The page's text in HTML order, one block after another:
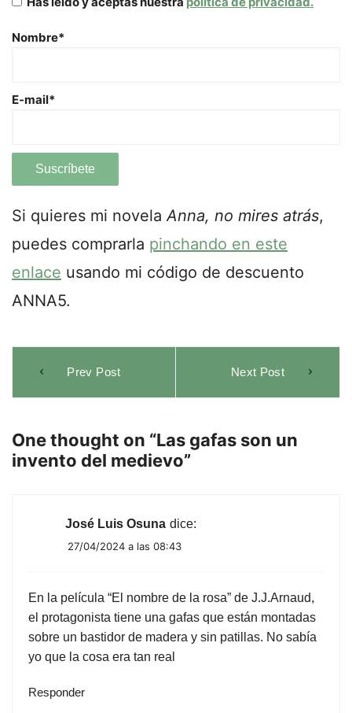
Nombre*
E-mail*
Si quieres mi novelaAnna, no mires atrás,
puedes comprarla pinchando en este
enlace usando mi código de descuento
ANNA5.
Prev Post Next Post
One thought on “Las gafas son un
invento del medievo”
José Luis Osuna dice:
27/04/2024 a las 08:43
En la película “El nombre de la rosa” de J.J.Arnaud,
el protagonista tiene una gafas que están montadas
sobre un bastidor de madera y sin patillas. No sabía
yo que la cosa era tan real
Responder